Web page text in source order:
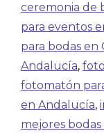
ceremonia de
para eventos
para bodas en
Andalucía,
fotomatón
en Andalucía,
mejores bodas